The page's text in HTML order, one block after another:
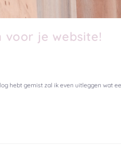
voor je website!
hebt gemist zal ik even uitleggen wat